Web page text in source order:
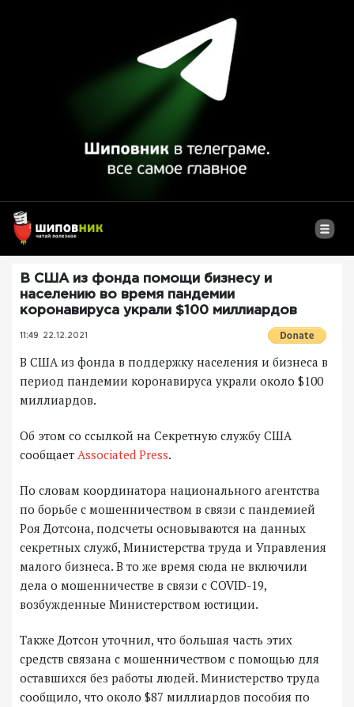
В США из фонда помощи бизнесу и
населению во время пандемии
коронавируса украли $100 миллиардов
11:49 22.12.2021
В США из фонда в поддержку населения и бизнеса в
период пандемии коронавируса украли около $100
миллиардов.
Об этом со ссылкой на Секретную службу США
сообщает Associated Press.
По словам координатора национального агентства
по борьбе с мошенничеством в связи с пандемией
Роя Дотсона, подсчеты основываются на данных
секретных служб, Министерства труда и Управления
малого бизнеса. В то же время сюда не включили
дела о мошенничестве в связи с COVID-19,
возбужденные Министерством юстиции.
Также Дотсон уточнил, что большая часть этих
средств связана с мошенничеством с помощью для
оставшихся без работы людей. Министерство труда
сообщило, что около $87 миллиардов пособия по